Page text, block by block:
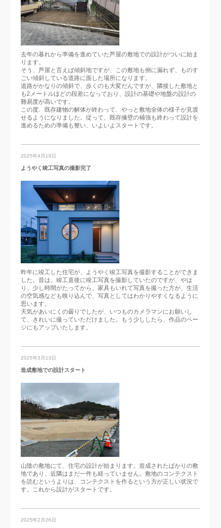
去年の暮れから準備を進めていた芦屋の敷地での設計がついに始ま
ります。
そう、芦屋と言えば傾斜地ですが、この敷地も例に漏れず、ものす
ごい傾斜している道路に面した場所になります。
道路がかなりの傾斜で、歩くのも大変だんですが、隣接した敷地と
も2メートルほどの段差になっており、設計の基礎や地盤の設計の
難易度が高いです。
この度、既存建物の解体が終わって、やっと敷地全体の様子が見渡
せるようになりました。従って、既存擁壁の補強も終わって設計を
進めるための準備も整い、いよいよスタートです。
2025年4月19日
ようやく竣工写真の撮影完了
昨年に竣工した住宅が、ようやく竣工写真を撮影することができま
した。昔は、竣工直後に竣工写真を撮影していたのですが、やは
り、少し時間がたってから、家具もいれて写真を撮った方が、生活
の空気感なども映り込んで、写真としてはわかりやすくなるように
思います。
天気があいにくの曇りでしたが、いつものカメラマンにお願いし
て、きれいに撮っていただけました。もう少ししたら、作品のペー
ジにもアップいたします。
2025年3月13日
造成敷地での設計スタート
山陰の敷地にて、住宅の設計が始まります。造成されたばかりの敷
地であり、近隣はまだ一件も経っていません。敷地のコンテクスト
を読むというよりは、コンテクストを作るという方が正しい状況で
す。これから設計がスタートです。
2025年2月26日